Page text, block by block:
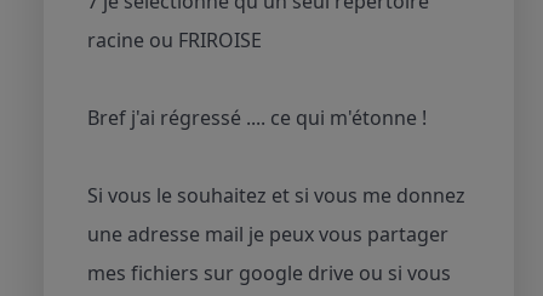
racine ou FRIROISE
Bref j'ai régressé .... ce qui m'étonne !
Si vous le souhaitez et si vous me donnez
une adresse mail je peux vous partager
mes fichiers sur google drive ou si vous